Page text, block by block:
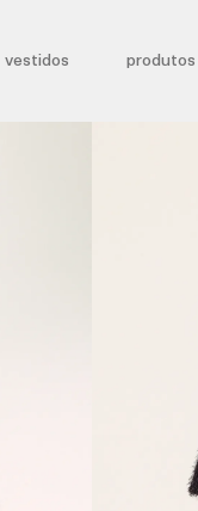
vestidos produtos